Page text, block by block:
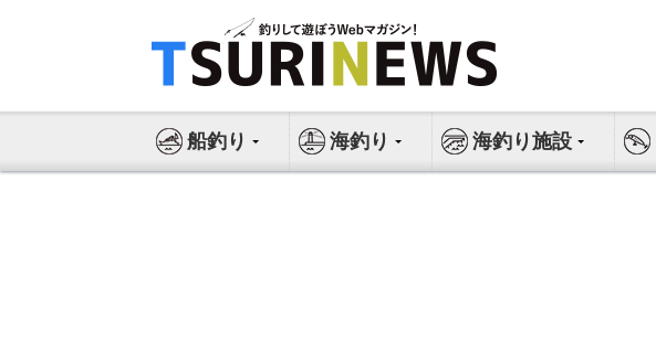
ス
船釣り 海釣り 海釣り施設